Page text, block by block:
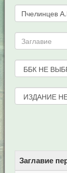
Заглавие